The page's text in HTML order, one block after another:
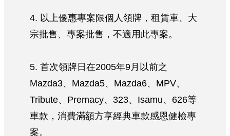
4. 以上優惠專案限個人領牌，租賃車、大
宗批售、專案批售，不適用此專案。
5. 首次領牌日在2005年9月以前之
Mazda3、Mazda5、Mazda6、MPV、
Tribute、Premacy、323、Isamu、626等
車款，消費滿額方享經典車款感恩健檢專
案。